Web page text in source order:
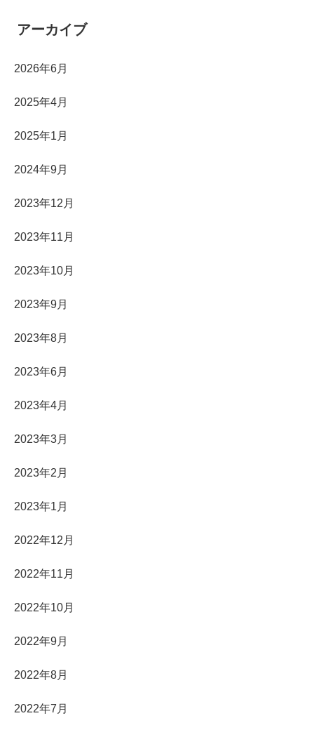
アーカイブ
2026年6月
2025年4月
2025年1月
2024年9月
2023年12月
2023年11月
2023年10月
2023年9月
2023年8月
2023年6月
2023年4月
2023年3月
2023年2月
2023年1月
2022年12月
2022年11月
2022年10月
2022年9月
2022年8月
2022年7月